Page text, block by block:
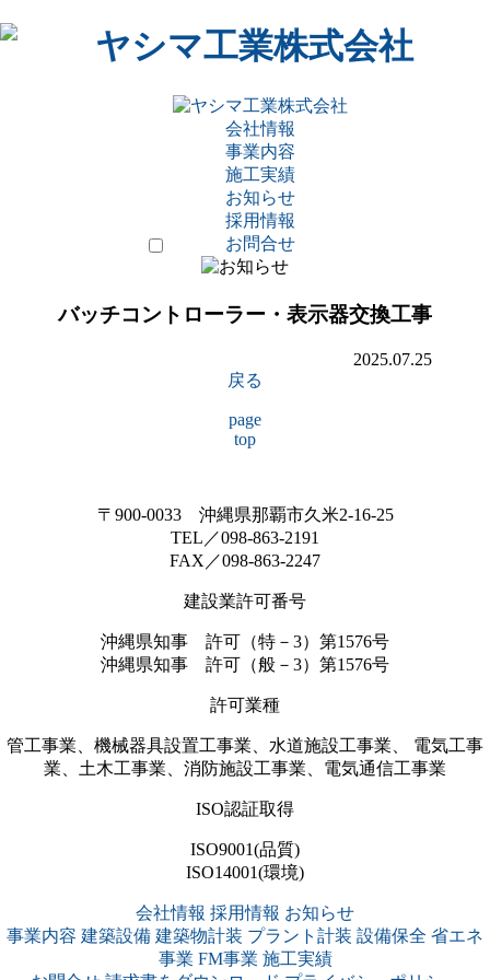
会社情報
事業内容
施工実績
お知らせ
採用情報
お問合せ
バッチコントローラー・表示器交換工事
2025.07.25
戻る
page
top
〒900-0033 沖縄県那覇市久米2-16-25
TEL／098-863-2191
FAX／098-863-2247
建設業許可番号
沖縄県知事 許可（特－3）第1576号
沖縄県知事 許可（般－3）第1576号
許可業種
管工事業、機械器具設置工事業、水道施設工事業、 電気工事
業、土木工事業、消防施設工事業、電気通信工事業
ISO認証取得
ISO9001(品質)
ISO14001(環境)
会社情報 採用情報 お知らせ
事業内容 建築設備 建築物計装 プラント計装 設備保全 省エネ
事業 FM事業 施工実績